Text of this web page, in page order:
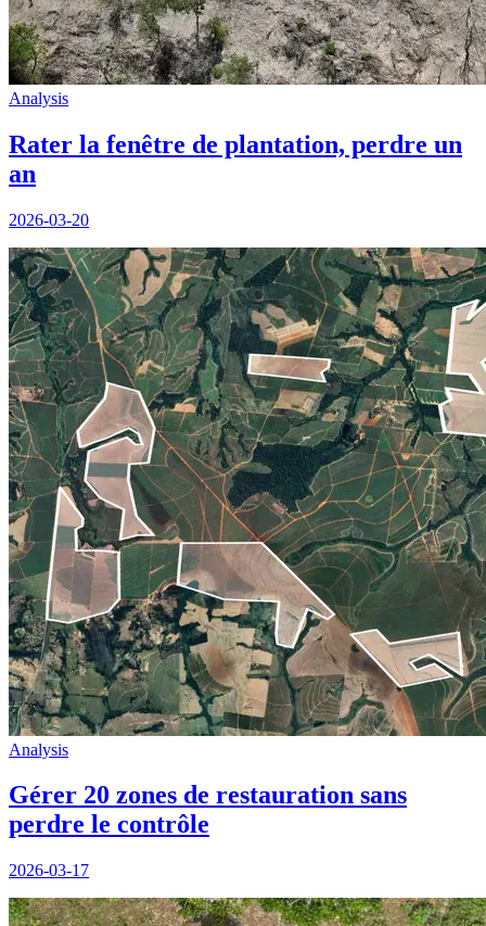
Analysis
Rater la fenêtre de plantation, perdre un
an
2026-03-20
Analysis
Gérer 20 zones de restauration sans
perdre le contrôle
2026-03-17